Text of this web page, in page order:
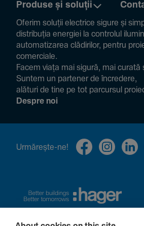
Produse și soluții
Oferim soluții electrice sigure și
distribuția energiei la controlul
auto­ma­ti­zarea clădi­rilor, pentru
comer­ciale.
Facem viața mai sigură, mai curată
Suntem un partener de încre­dere,
alături de tine pe tot parcursul
Despre noi
Urmă­rește-ne!